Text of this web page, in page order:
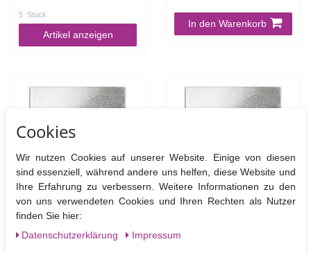
5 Stück
Artikel anzeigen
In den Warenkorb
Cake Drum quadratisch
Cake Drum quadratisch
Cookies
Wir nutzen Cookies auf unserer Website. Einige von diesen
sind essenziell, während andere uns helfen, diese Website und
Ihre Erfahrung zu verbessern. Weitere Informationen zu den
von uns verwendeten Cookies und Ihren Rechten als Nutzer
finden Sie hier:
Daten­schutz­erklärung
Impressum